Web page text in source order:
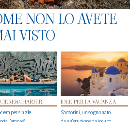
NON LO AVETE
VISTO
per single
IDEE PER LA VACANZA
Santorini, un sogno nato